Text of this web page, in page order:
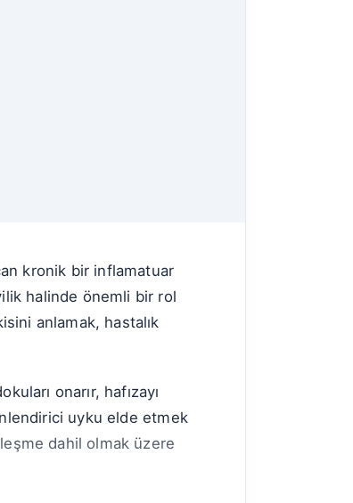
kronik bir inflamatuar
halinde önemli bir rol
anlamak, hastalık
onarır, hafızayı
uyku elde etmek
dahil olmak üzere